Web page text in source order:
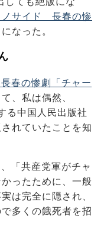
ノサイド 長春の惨
なった。
春の惨劇「チャー
、私は偶然、
る中国人民出版社
れていたことを知
「共産党軍がチャ
ったために、一般
は完全に隠され、
多くの餓死者を招